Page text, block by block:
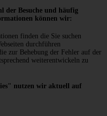
der Besuche und häufig
können wir:
finden die Sie suchen
durchführen
zur Behebung der Fehler auf der
weiterentwickeln zu
nutzen wir aktuell auf